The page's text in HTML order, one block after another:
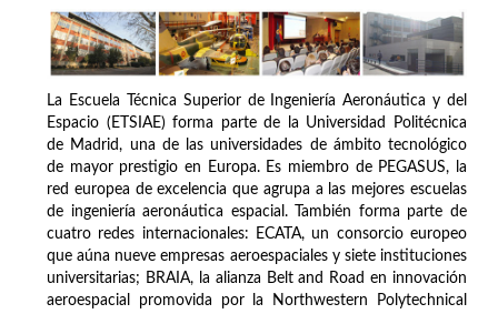
La Escuela Técnica Superior de Ingeniería Aeronáutica y del
Espacio (ETSIAE) forma parte de la Universidad Politécnica
de Madrid, una de las universidades de ámbito tecnológico
de mayor prestigio en Europa. Es miembro de PEGASUS, la
red europea de excelencia que agrupa a las mejores escuelas
de ingeniería aeronáutica espacial. También forma parte de
cuatro redes internacionales: ECATA, un consorcio europeo
que aúna nueve empresas aeroespaciales y siete instituciones
universitarias; BRAIA, la alianza Belt and Road en innovación
aeroespacial promovida por la Northwestern Polytechnical